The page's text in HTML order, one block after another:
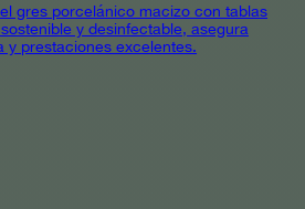
gres porcelánico macizo con tablas
y desinfectable, asegura
y prestaciones excelentes.